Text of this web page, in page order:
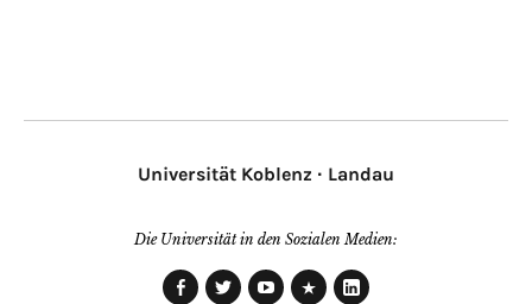
Universität Koblenz · Landau
Die Universität in den Sozialen Medien: